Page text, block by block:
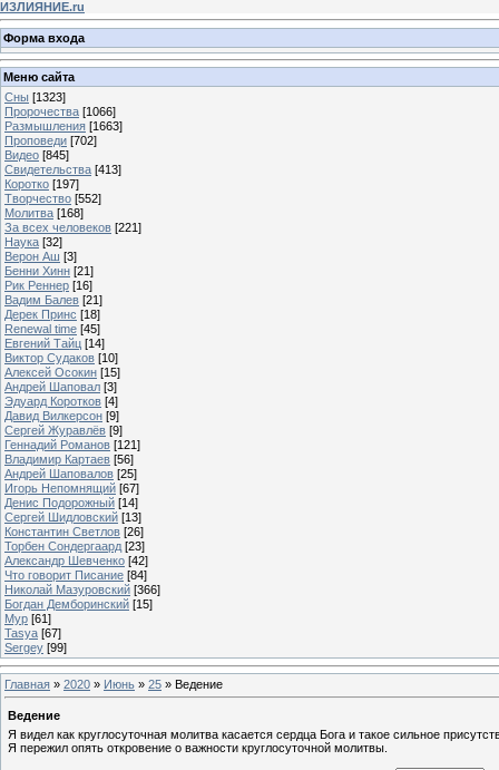
ИЗЛИЯНИЕ.ru
Форма входа
Меню сайта
Сны [1323]
Пророчества [1066]
Размышления [1663]
Проповеди [702]
Видео [845]
Свидетельства [413]
Коротко [197]
Творчество [552]
Молитва [168]
За всех человеков [221]
Наука [32]
Верон Аш [3]
Бенни Хинн [21]
Рик Реннер [16]
Вадим Балев [21]
Дерек Принс [18]
Renewal time [45]
Евгений Тайц [14]
Виктор Судаков [10]
Алексей Осокин [15]
Андрей Шаповал [3]
Эдуард Коротков [4]
Давид Вилкерсон [9]
Сергей Журавлёв [9]
Геннадий Романов [121]
Владимир Картаев [56]
Андрей Шаповалов [25]
Игорь Непомнящий [67]
Денис Подорожный [14]
Сергей Шидловский [13]
Константин Светлов [26]
Торбен Сондергаард [23]
Александр Шевченко [42]
Что говорит Писание [84]
Николай Мазуровский [366]
Богдан Демборинский [15]
Мур [61]
Tasya [67]
Sergey [99]
Главная » 2020 » Июнь » 25 » Ведение
Ведение
Я видел как круглосуточная молитва касается сердца Бога и такое сильное
Я пережил опять откровение о важности круглосуточной молитвы.